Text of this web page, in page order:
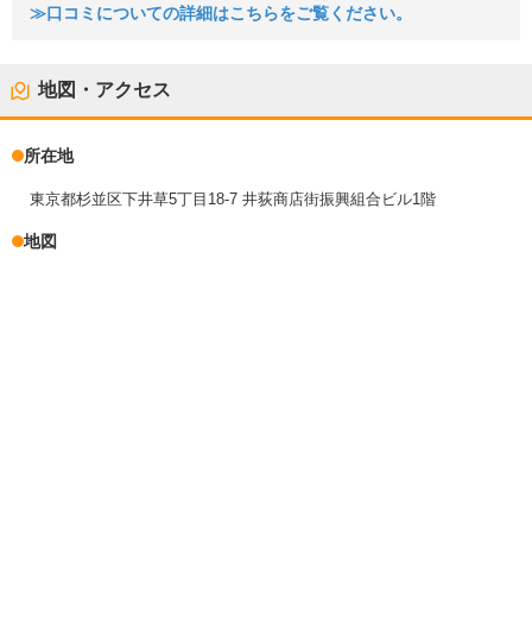
≫口コミについての詳細はこちらをご覧ください。
地図・アクセス
所在地
東京都杉並区下井草5丁目18-7 井荻商店街振興組合ビル1階
地図